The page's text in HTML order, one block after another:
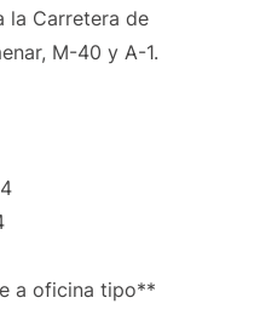
la Carretera de
M-40 y A-1.
a oficina tipo**